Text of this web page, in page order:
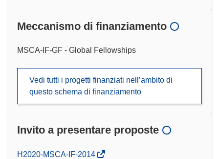
Meccanismo di finanziamento
MSCA-IF-GF - Global Fellowships
Vedi tutti i progetti finanziati nell’ambito di
questo schema di finanziamento
Invito a presentare proposte
(si
H2020-MSCA-IF-2014